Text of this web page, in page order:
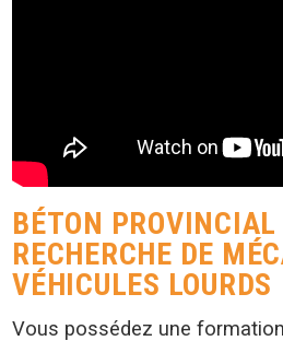
BÉTON
RECHERCHE DE
VÉHICULES LOURDS
Vous possédez une